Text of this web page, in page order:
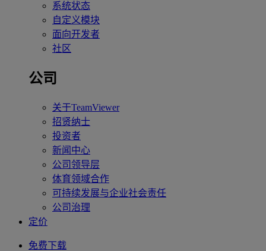
系统状态
自定义模块
面向开发者
社区
公司
关于TeamViewer
招贤纳士
投资者
新闻中心
公司领导层
体育领域合作
可持续发展与企业社会责任
公司治理
定价
免费下载